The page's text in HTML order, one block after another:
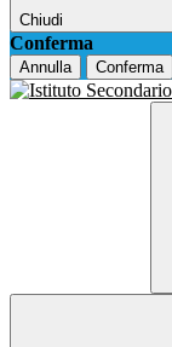
Chiudi
Conferma
Annulla Conferma